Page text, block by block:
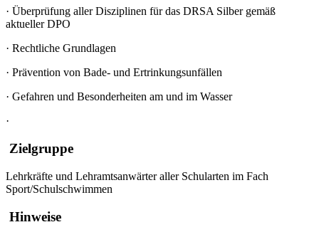
· Überprüfung aller Disziplinen für das DRSA Silber gemäß
aktueller DPO
· Rechtliche Grundlagen
· Prävention von Bade- und Ertrinkungsunfällen
· Gefahren und Besonderheiten am und im Wasser
·
Zielgruppe
Lehrkräfte und Lehramtsanwärter aller Schularten im Fach
Sport/Schulschwimmen
Hinweise